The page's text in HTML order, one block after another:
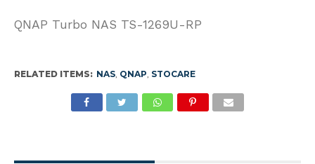
QNAP Turbo NAS TS-1269U-RP
RELATED ITEMS: NAS, QNAP STOCARE